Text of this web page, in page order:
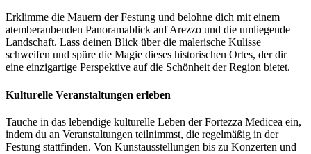
Erklimme die Mauern der Festung und belohne dich mit einem
atemberaubenden Panoramablick auf Arezzo und die umliegende
Landschaft. Lass deinen Blick über die malerische Kulisse
schweifen und spüre die Magie dieses historischen Ortes, der dir
eine einzigartige Perspektive auf die Schönheit der Region bietet.
Kulturelle Veranstaltungen erleben
Tauche in das lebendige kulturelle Leben der Fortezza Medicea ein,
indem du an Veranstaltungen teilnimmst, die regelmäßig in der
Festung stattfinden. Von Kunstausstellungen bis zu Konzerten und